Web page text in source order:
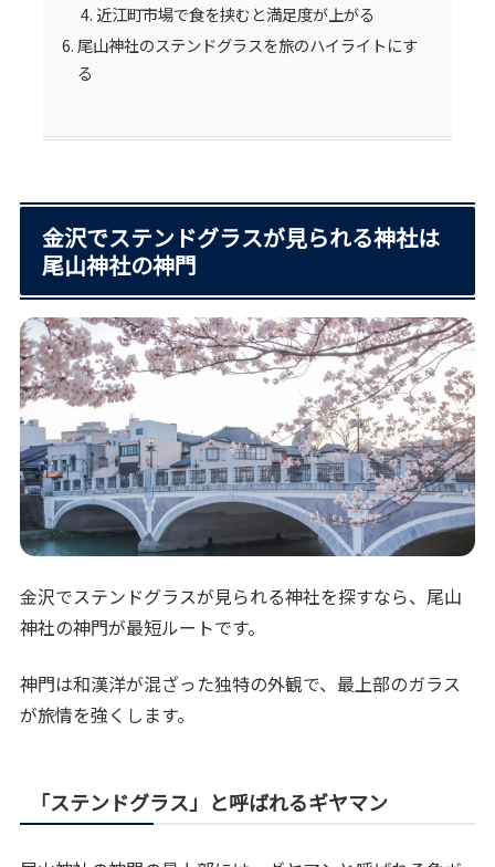
近江町市場で食を挟むと満足度が上がる
尾山神社のステンドグラスを旅のハイライトにす
る
金沢でステンドグラスが見られる神社は
尾山神社の神門
金沢でステンドグラスが見られる神社を探すなら、尾山
神社の神門が最短ルートです。
神門は和漢洋が混ざった独特の外観で、最上部のガラス
が旅情を強くします。
「ステンドグラス」と呼ばれるギヤマン